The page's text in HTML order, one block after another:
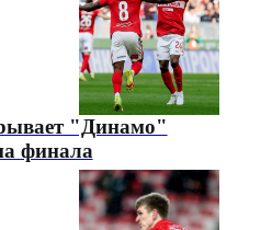
"Динамо"
финала